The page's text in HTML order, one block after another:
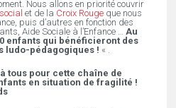
Nous allons en priorité couvrir
et de la Croix Rouge que nous
puis d’autres en fonction des
Aide Sociale à l’Enfance … Au
enfants qui bénéficieront des
ludo-pédagogiques ! « .
tous pour cette chaîne de
en situation de fragilité !